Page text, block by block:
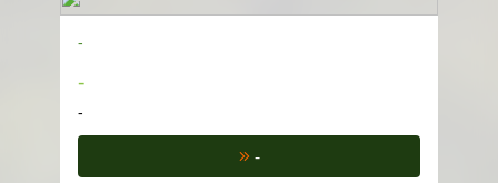
-
-
-
-